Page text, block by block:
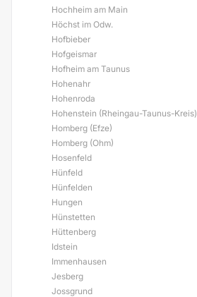
Hochheim am Main
Höchst im Odw.
Hofbieber
Hofgeismar
Hofheim am Taunus
Hohenahr
Hohenroda
Hohenstein (Rheingau-Taunus-Kreis)
Homberg (Efze)
Homberg (Ohm)
Hosenfeld
Hünfeld
Hünfelden
Hungen
Hünstetten
Hüttenberg
Idstein
Immenhausen
Jesberg
Jossgrund